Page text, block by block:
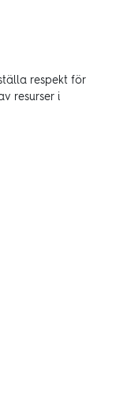
respekt för
resurser i